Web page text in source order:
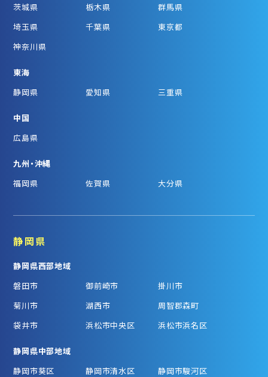
茨城県
栃木県
群馬県
埼玉県
千葉県
東京都
神奈川県
東海
静岡県
愛知県 三重県
中国
広島県
九州・沖縄
福岡県
佐賀県 大分県
静岡県
静岡県西部地域
磐田市
御前崎市
掛川市
菊川市
湖西市
周智郡森町
袋井市
浜松市中央区 浜松市浜名区
静岡県中部地域
静岡市葵区
静岡市清水区
静岡市駿河区